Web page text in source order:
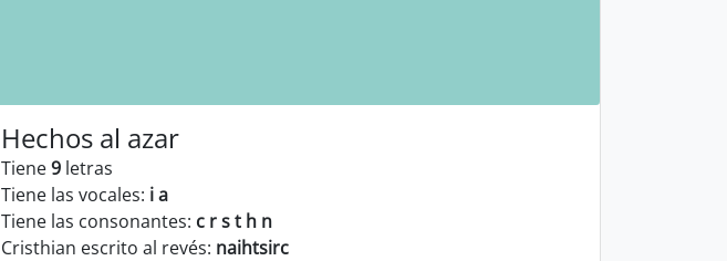
Hechos al azar
Tiene9 letras
Tiene las vocales: i a
Tiene las consonantes: c r s t h n
Cristhian escrito al revés: naihtsirc